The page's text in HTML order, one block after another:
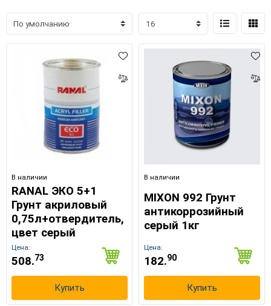
В наличии
RANAL ЭКО 5+1
Грунт акриловый
0,75л+отвердитель,
цвет серый
Цена:
508.73
Купить
В наличии
MIXON 992 Грунт
антикоррозийный
серый 1кг
Цена:
182.90
Купить